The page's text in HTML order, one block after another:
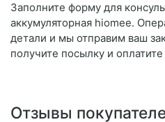
Заполните форму для
аккумуляторная hiomee.
детали и мы отправим ваш
получите посылку и
Отзывы